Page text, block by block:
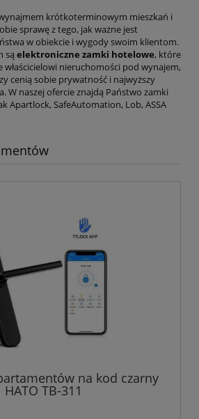
krótkoterminowym mieszkań i
sprawę z tego, jak ważne jest
w obiekcie i wygody swoim klientom.
są elektroniczne zamki hotelowe, które
właścicielowi nieruchomości pod wynajem,
cenią sobie prywatność i najwyższy
W naszej ofercie znajdą Państwo zamki
Apartlock, SafeAutomation, Lob, ASSA
na kod czarny
HATO TB-311